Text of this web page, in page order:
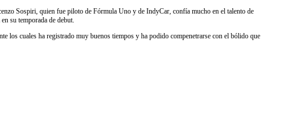
Sospiri, quien fue piloto de Fórmula Uno y de IndyCar, confía mucho en el talento de
su temporada de debut.
los cuales ha registrado muy buenos tiempos y ha podido compenetrarse con el bólido que